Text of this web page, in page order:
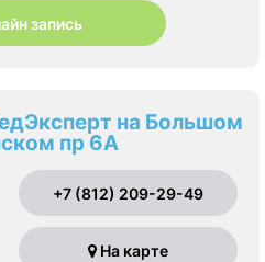
запись
на Большом
пр 6А
+7 (812) 209-29-49
На карте